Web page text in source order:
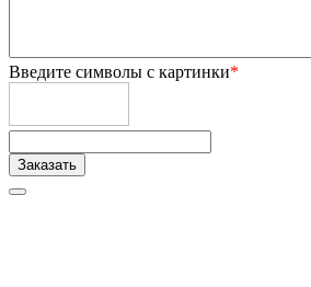
Введите символы с картинки*